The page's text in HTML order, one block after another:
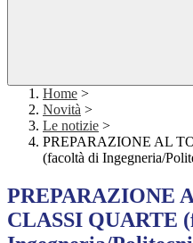
Home >
Novità >
Le notizie >
PREPARAZIONE AL
(facoltà di Ingegneria/
PREPARAZIONE
CLASSI QUARTE